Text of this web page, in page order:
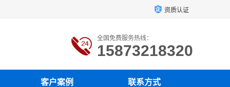
资质认证
全国免费服务热线：
15873218320
客户案例 联系方式